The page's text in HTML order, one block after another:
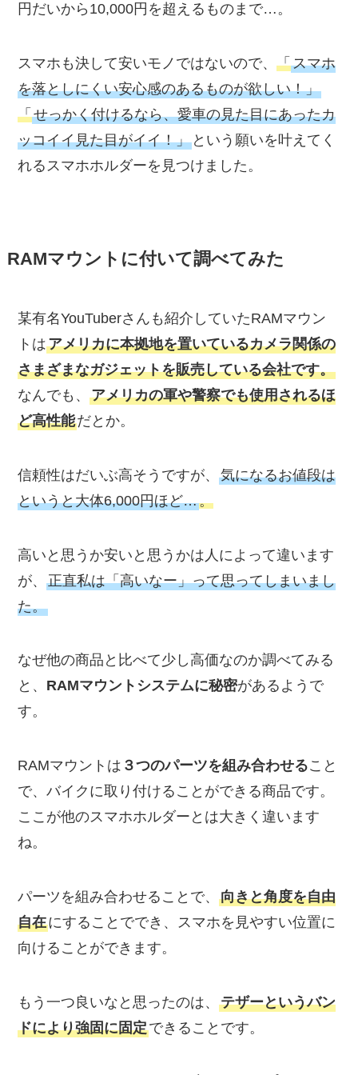
円だいから10,000円を超えるものまで…。
スマホも決して安いモノではないので、「スマホ
を落としにくい安心感のあるものが欲しい！」
「せっかく付けるなら、愛車の見た目にあったカ
ッコイイ見た目がイイ！」 という願いを叶えてく
れるスマホホルダーを見つけました。
RAMマウントに付いて調べてみた
某有名YouTuberさんも紹介していたRAMマウン
トはアメリカに本拠地を置いているカメラ関係の
さまざまなガジェットを販売している会社です。
なんでも、アメリカの軍や警察でも使用されるほ
ど高性能だとか。
信頼性はだいぶ高そうですが、気になるお値段は
というと大体6,000円ほど…。
高いと思うか安いと思うかは人によって違います
が、正直私は「高いなー」って思ってしまいまし
た。
なぜ他の商品と比べて少し高価なのか調べてみる
と、 RAMマウントシステムに秘密があるようで
す。
RAMマウントは ３つのパーツを組み合わせること
で、バイクに取り付けることができる商品です。
ここが他のスマホホルダーとは大きく違います
ね。
パーツを組み合わせることで、向きと角度を自由
自在にすることででき、スマホを見やすい位置に
向けることができます。
もう一つ良いなと思ったのは、テザーというバン
ドにより強固に固定できることです。